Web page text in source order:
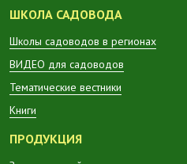
ШКОЛА САДОВОДА
Школы садоводов в регионах
ВИДЕО для садоводов
Тематические вестники
Книги
ПРОДУКЦИЯ